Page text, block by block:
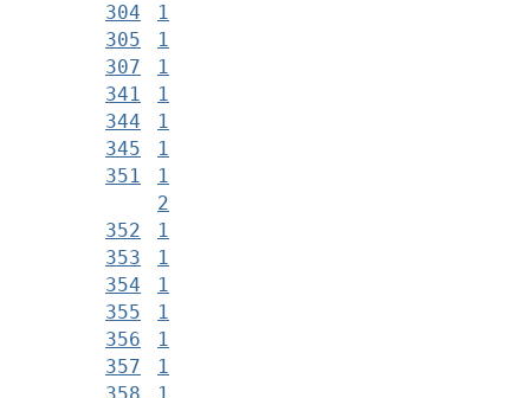
304
1
305
1
307
1
341
1
344
1
345
1
351
1
2
352
1
353
1
354
1
355
1
356
1
357
1